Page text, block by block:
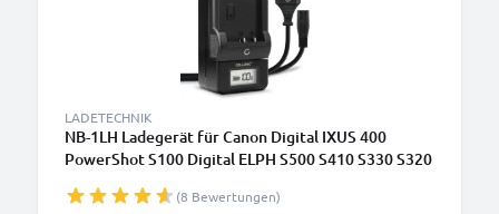
LADETECHNIK
NB-1LH Ladegerät für Canon Digital IXUS 400
PowerShot S100 Digital ELPH S500 S410 S330 S320
(8 Bewertungen)